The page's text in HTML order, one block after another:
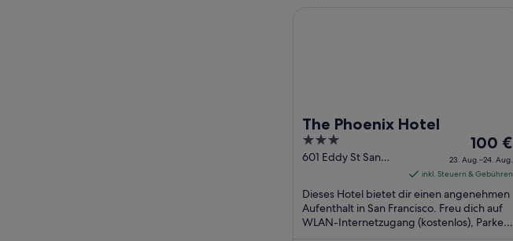
The Phoenix Hotel
3
out
5
601 Eddy St San
Der
Preis
beträgt
100 €
pro
Nacht
100 €
23. Aug.–24. Aug.
inkl. Steuern & Gebühren
Dieses Hotel bietet dir einen angenehmen
Aufenthalt in San Francisco. Freu dich auf
WLAN-Internetzugang (kostenlos), Parken